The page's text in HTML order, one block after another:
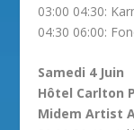
03:00 04:30:
04:30 06:00:
Samedi 4 Juin
Hôtel Carlton
Midem Artist